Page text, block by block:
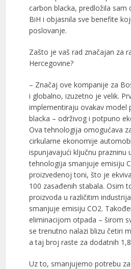
carbon blacka, predložila sam
BiH i objasnila sve benefite
poslovanje.
Zašto je vaš rad značajan za
Hercegovine?
– Značaj ove kompanije za
i globalno, izuzetno je velik.
implementiraju ovakav model
blacka – održivog i potpuno
Ova tehnologija omogućava
cirkularne ekonomije
ispunjavajući ključnu prazninu
tehnologija smanjuje emisiju
proizvedenoj toni, što je
100 zasađenih stabala. Osim
proizvoda u različitim
smanjuje emisiju CO2.
eliminacijom otpada – širom
se trenutno nalazi blizu četiri
a taj broj raste za dodatnih
Uz to, smanjujemo potrebu